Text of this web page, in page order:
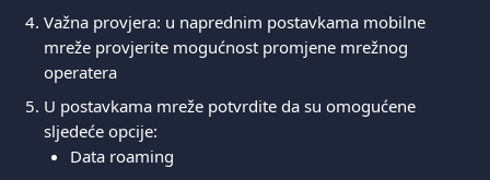
Važna provjera: u naprednim postavkama mobilne
mreže provjerite mogućnost promjene mrežnog
operatera
U postavkama mreže potvrdite da su omogućene
sljedeće opcije:
Data roaming